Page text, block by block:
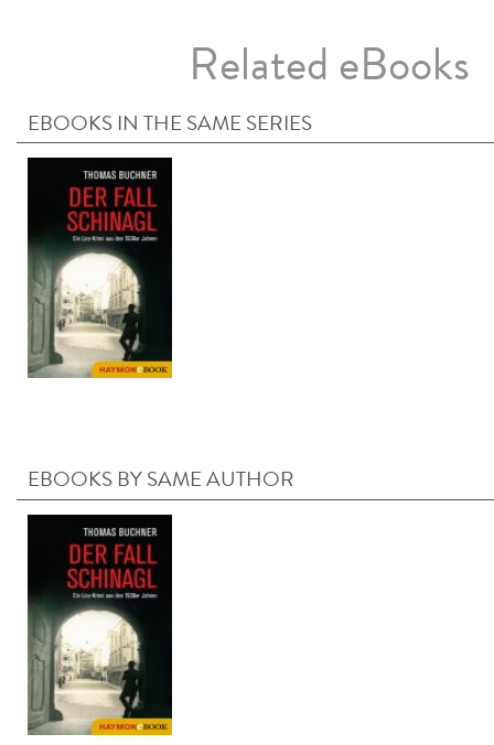
Related eBooks
EBOOKS IN THE SAME SERIES
EBOOKS BY SAME AUTHOR